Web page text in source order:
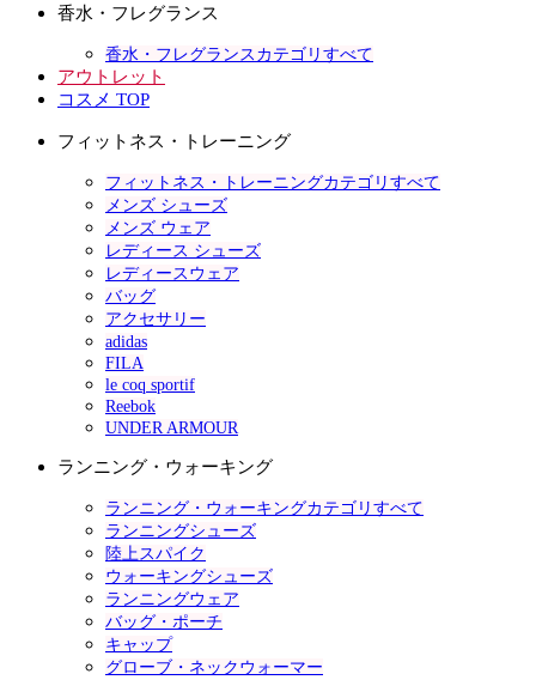
香水・フレグランス
香水・フレグランスカテゴリすべて
アウトレット
コスメ TOP
フィットネス・トレーニング
フィットネス・トレーニングカテゴリすべて
メンズ シューズ
メンズ ウェア
レディース シューズ
レディースウェア
バッグ
アクセサリー
adidas
FILA
le coq sportif
Reebok
UNDER ARMOUR
ランニング・ウォーキング
ランニング・ウォーキングカテゴリすべて
ランニングシューズ
陸上スパイク
ウォーキングシューズ
ランニングウェア
バッグ・ポーチ
キャップ
グローブ・ネックウォーマー